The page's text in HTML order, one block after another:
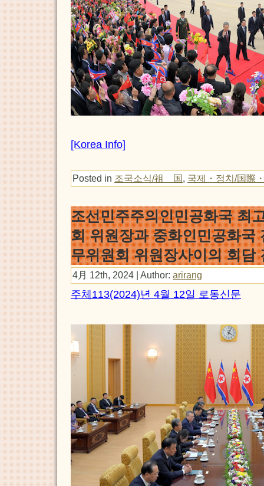
[Korea Info]
Posted in 조국소식/祖 国, 국제・정치/国際
조선민주주의인민공화국 최
회 위원장과 중화인민공화국
무위원회 위원장사이의 회담
4月 12th, 2024 | Author: arirang
주체113(2024)년 4월 12일 로동신문